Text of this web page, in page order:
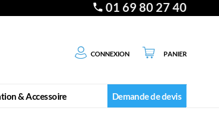
01 69 80 27 40
Connexion Panier
& Accessoire Demande de devis